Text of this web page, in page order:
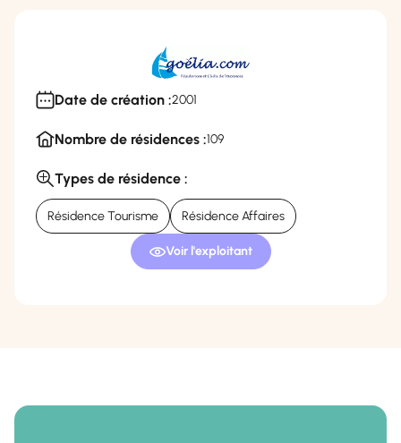
Date de création :2001
Nombre de résidences :109
Types de résidence :
Résidence Tourisme Résidence Affaires
Voir l'exploitant